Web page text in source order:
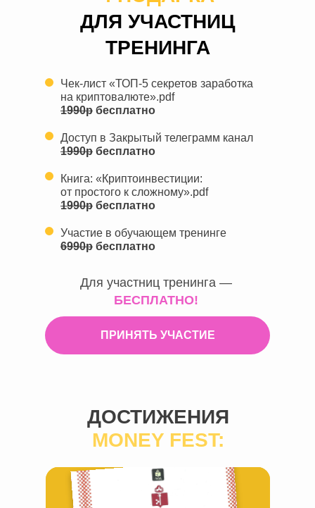
Для участниц тренинга —
БЕСПЛАТНО!
ДЛЯ УЧАСТНИЦ
ТРЕНИНГА
Чек-лист «‎ТОП-5 секретов заработка
на криптовалюте».pdf
1990р бесплатно
Доступ в Закрытый телеграмм канал
1990р бесплатно
Участие в обучающем тренинге
6990р бесплатно
Книга: «‎Криптоинвестиции:
от простого к сложному»‎.pdf
1990р бесплатно
ПРИНЯТЬ УЧАСТИЕ
ДОСТИЖЕНИЯ
MONEY FEST: